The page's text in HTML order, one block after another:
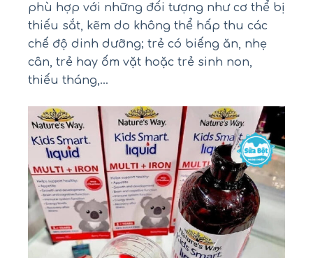
phù hợp với những đối tượng như cơ thể bị
thiếu sắt, kẽm do không thể hấp thu các
chế độ dinh dưỡng; trẻ có biếng ăn, nhẹ
cân, trẻ hay ốm vặt hoặc trẻ sinh non,
thiếu tháng,…